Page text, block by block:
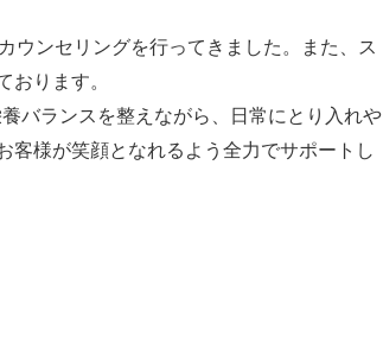
ウンセリングを行ってきました。また、ス
おります。
バランスを整えながら、日常にとり入れや
客様が笑顔となれるよう全力でサポートし